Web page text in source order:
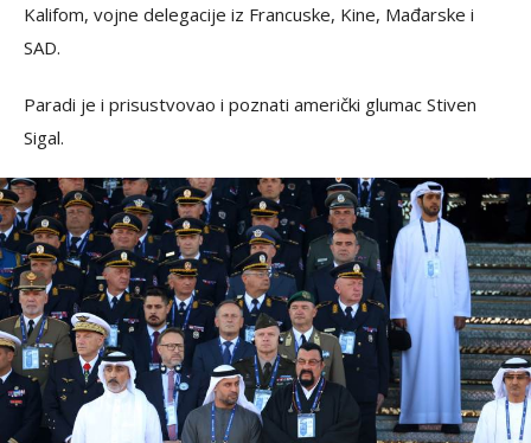
Kalifom, vojne delegacije iz Francuske, Kine, Mađarske i
SAD.
Paradi je i prisustvovao i poznati američki glumac Stiven
Sigal.